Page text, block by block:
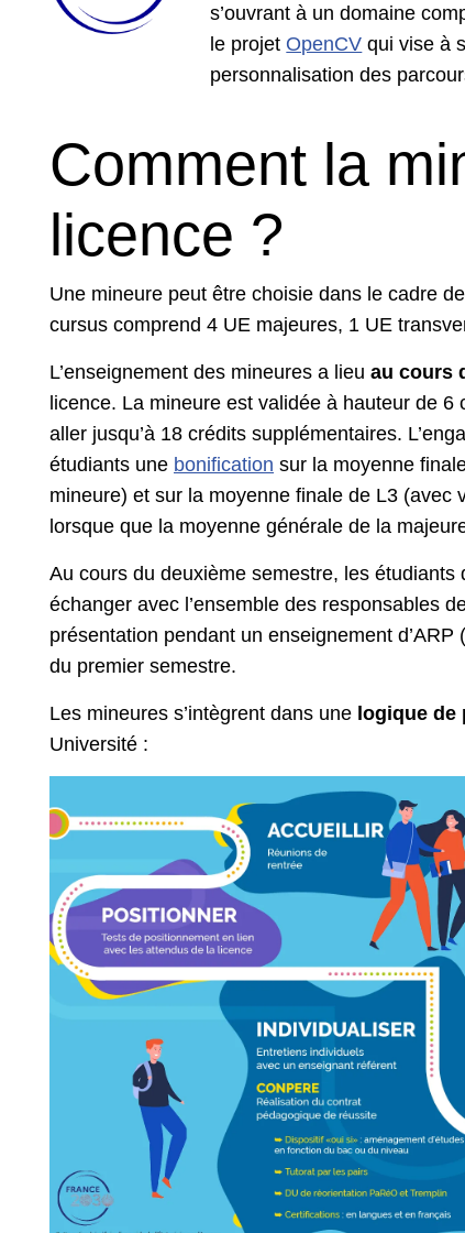
s’ouvrant à un domaine
le projet OpenCV qui vise à
personnalisation des
Comment la
licence ?
Une mineure peut être choisie dans le cadre
cursus comprend 4 UE majeures, 1 UE
L’enseignement des mineures a lieu au cours
licence. La mineure est validée à hauteur de
aller jusqu’à 18 crédits supplémentaires.
étudiants une bonification sur la moyenne
mineure) et sur la moyenne finale de L3
lorsque que la moyenne générale de la
Au cours du deuxième semestre, les étudiants
échanger avec l’ensemble des responsables
présentation pendant un enseignement d’ARP (
du premier semestre.
Les mineures s’intègrent dans une logique de
Université :